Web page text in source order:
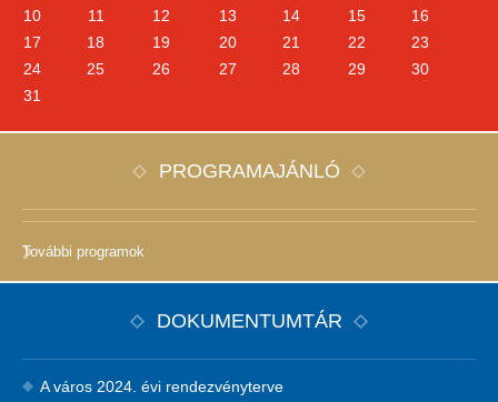
10
11 12 13 14 15
16
17
18 19 20 21 22
23
24
25 26 27 28 29
30
31
PROGRAMAJÁNLÓ
További programok
DOKUMENTUMTÁR
A város 2024. évi rendezvényterve